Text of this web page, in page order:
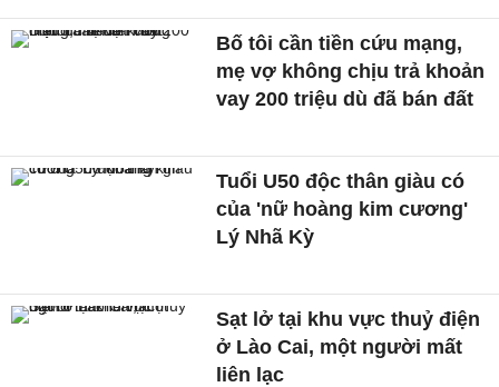
Bố tôi cần tiền cứu mạng,
mẹ vợ không chịu trả khoản
vay 200 triệu dù đã bán đất
Tuổi U50 độc thân giàu có
của 'nữ hoàng kim cương'
Lý Nhã Kỳ
Sạt lở tại khu vực thuỷ điện
ở Lào Cai, một người mất
liên lạc